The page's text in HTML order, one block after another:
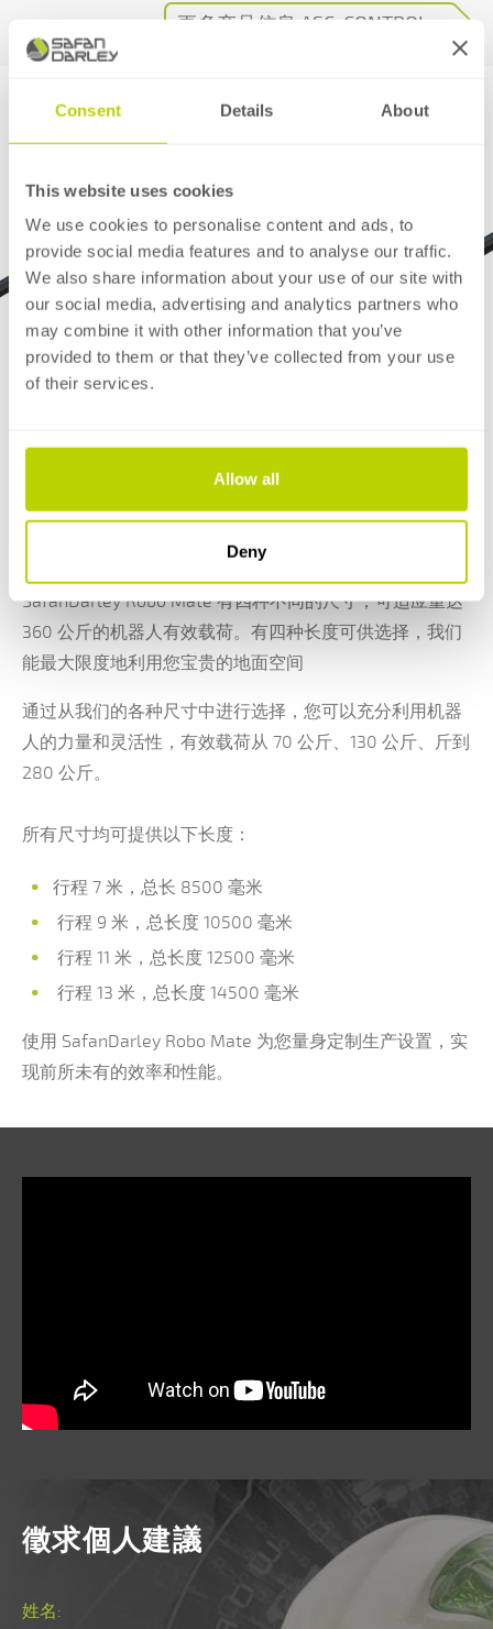
Consent Details About
This website uses cookies
We use cookies to personalise content and ads, to
provide social media features and to analyse our traffic.
We also share information about your use of our site with
our social media, advertising and analytics partners who
may combine it with other information that you’ve
provided to them or that they’ve collected from your use
of their services.
Allow all
Deny
更多产品信息 ASC-CONTROL
不同的轨道长度
SafanDarley Robo Mate 有四种不同的尺寸，可适应重达
360 公斤的机器人有效载荷。有四种长度可供选择，我们
能最大限度地利用您宝贵的地面空间
通过从我们的各种尺寸中进行选择，您可以充分利用机器
人的力量和灵活性，有效载荷从 70 公斤、130 公斤、斤到
280 公斤。
所有尺寸均可提供以下长度：
行程 7 米，总长 8500 毫米
行程 9 米，总长度 10500 毫米
行程 11 米，总长度 12500 毫米
行程 13 米，总长度 14500 毫米
使用 SafanDarley Robo Mate 为您量身定制生产设置，实
现前所未有的效率和性能。
徵求個人建議
姓名: